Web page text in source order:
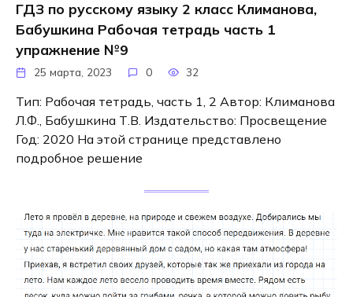
ГДЗ по русскому языку 2 класс Климанова,
Бабушкина Рабочая тетрадь часть 1
упражнение №9
25 марта, 2023 0 32
Тип: Рабочая тетрадь, часть 1, 2 Автор: Климанова
Л.Ф., Бабушкина Т.В. Издательство: Просвещение
Год: 2020 На этой странице представлено
подробное решение